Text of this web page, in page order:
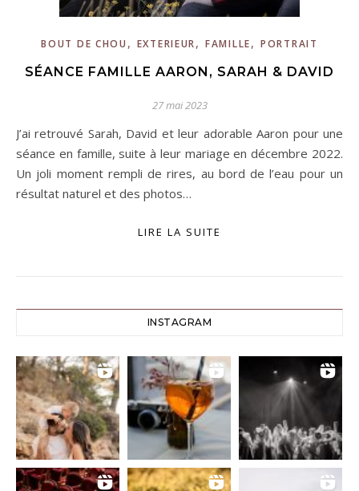
BOUT DE CHOU , EXTERIEUR,FAMILLE, PORTRAIT
SÉANCE FAMILLE AARON, SARAH & DAVID
27 mai 2023
J’ai retrouvé Sarah, David et leur adorable Aaron pour une
séance en famille, suite à leur mariage en décembre 2022.
Un joli moment rempli de rires, au bord de l’eau pour un
résultat naturel et des photos…
LIRE LA SUITE
INSTAGRAM